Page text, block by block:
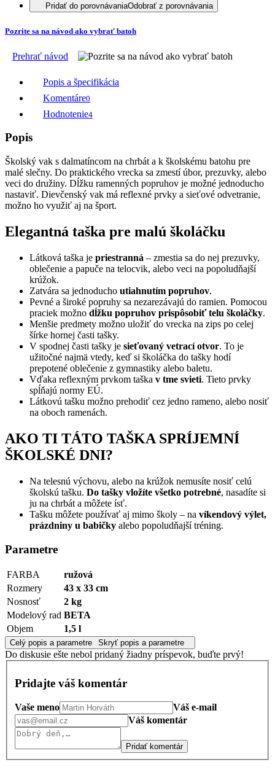
Pridať do porovnávaniaOdobrať z porovnávania
Pozrite sa na návod ako vybrať batoh
Prehrať návod
Popis a špecifikácia
Komentáre0
Hodnotenie4
Popis
Školský vak s dalmatíncom na chrbát a k školskému batohu pre
malé slečny. Do praktického vrecka sa zmestí úbor, prezuvky, alebo
veci do družiny. Dĺžku ramenných popruhov je možné jednoducho
nastaviť. Dievčenský vak má reflexné prvky a sieťové odvetranie,
možno ho využiť aj na šport.
Elegantná taška pre malú školáčku
Látková taška je priestranná – zmestia sa do nej prezuvky,
oblečenie a papuče na telocvik, alebo veci na popoludňajší
krúžok.
Zatvára sa jednoducho utiahnutím popruhov.
Pevné a široké popruhy sa nezarezávajú do ramien. Pomocou
praciek možno dĺžku popruhov prispôsobiť telu školáčky.
Menšie predmety možno uložiť do vrecka na zips po celej
šírke hornej časti tašky.
V spodnej časti tašky je sieťovaný vetrací otvor. To je
užitočné najmä vtedy, keď si školáčka do tašky hodí
prepotené oblečenie z gymnastiky alebo baletu.
Vďaka reflexným prvkom taška v tme svieti. Tieto prvky
spĺňajú normy EÚ.
Látkovú tašku možno prehodiť cez jedno rameno, alebo nosiť
na oboch ramenách.
AKO TI TÁTO TAŠKA SPRÍJEMNÍ
ŠKOLSKÉ DNI?
Na telesnú výchovu, alebo na krúžok nemusíte nosiť celú
školskú tašku. Do tašky vložíte všetko potrebné, nasadíte si
ju na chrbát a môžete ísť.
Tašku môžete používať aj mimo školy – na víkendový výlet,
prázdniny u babičky alebo popoludňajší tréning.
Parametre
FARBA
ružová
Rozmery
43 x 33 cm
Nosnosť
2 kg
Modelový rad BETA
Objem
1,5 l
Celý popis a parametre Skryť popis a parametre
Do diskusie ešte nebol pridaný žiadny príspevok, buďte prvý!
Pridajte váš komentár
Vaše meno
Váš e-mail
Váš komentár
Pridať komentár